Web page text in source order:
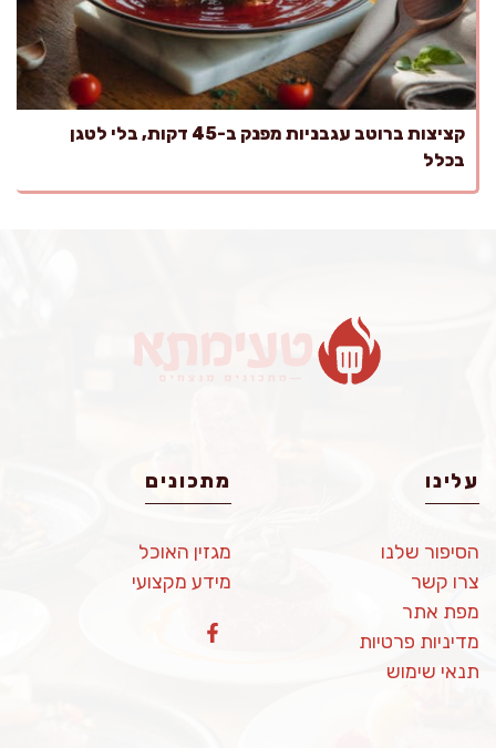
קציצות ברוטב עגבניות מפנק ב-45 דקות, בלי לטגן
בכלל
עלינו
הסיפור שלנו
צרו קשר
מפת אתר
מדיניות פרטיות
תנאי שימוש
מתכונים
מגזין האוכל
מידע מקצועי